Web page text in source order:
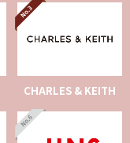
CHARLES & KEITH